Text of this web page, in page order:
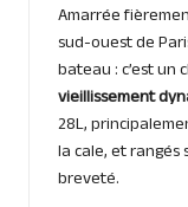
Amarrée
sud-ouest de
bateau : c’est
vieillissement
28L,
la cale, et rangés
breveté.